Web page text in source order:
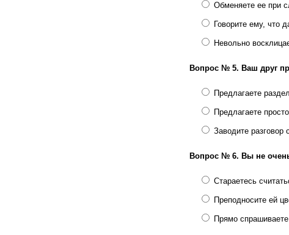
Обменяете ее при
Говорите ему, что
Невольно
Вопрос № 5. Ваш друг
Предлагаете
Предлагаете
Заводите
Вопрос № 6. Вы не
Стараетесь
Преподносите ей
Прямо